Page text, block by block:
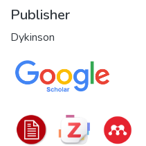
Publisher
Dykinson